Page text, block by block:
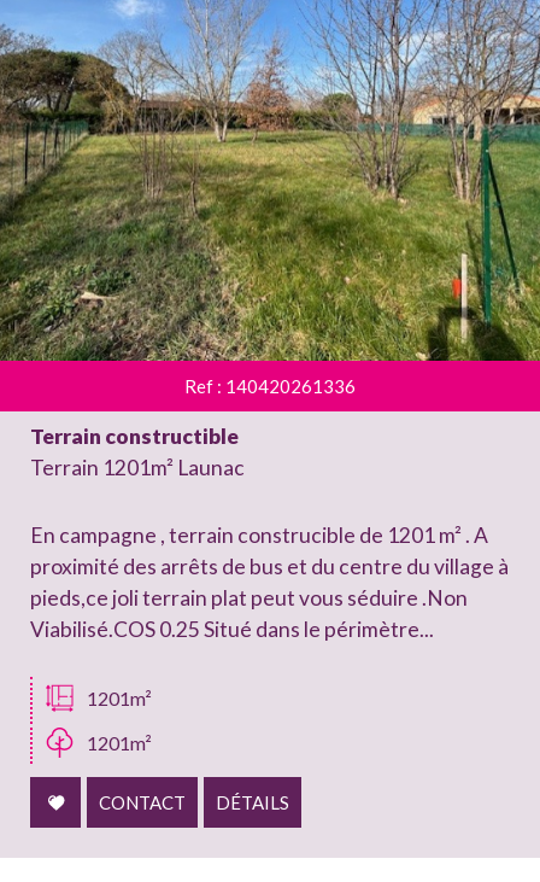
Ref : 140420261336
Terrain constructible
Terrain 1201m² Launac
En campagne , terrain construcible de 1201 m² . A
proximité des arrêts de bus et du centre du village à
pieds,ce joli terrain plat peut vous séduire .Non
Viabilisé.COS 0.25 Situé dans le périmètre...
1201m²
1201m²
CONTACT DÉTAILS